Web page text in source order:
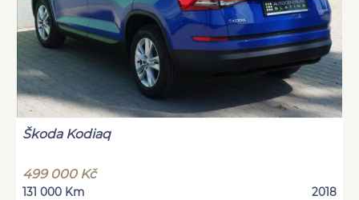
Škoda Kodiaq
499 000 Kč
131 000 Km 2018